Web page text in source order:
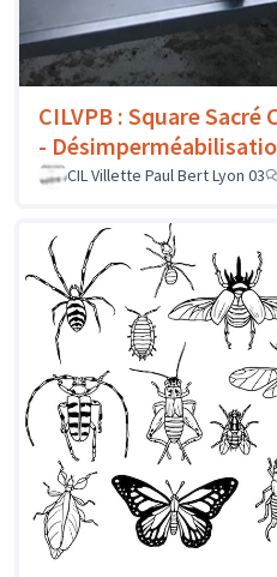
CILVPB : Square
-
CIL Villette Paul Bert Lyon 03